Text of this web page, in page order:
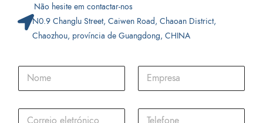
Não hesite em contactar-nos
N0.9 Changlu Street, Caiwen Road, Chaoan District,
Chaozhou, província de Guangdong, CHINA